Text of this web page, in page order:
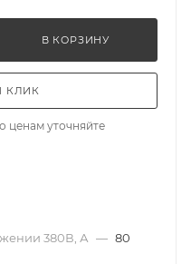
В КОРЗИНУ
КЛИК
ценам уточняйте
380В, А — 80